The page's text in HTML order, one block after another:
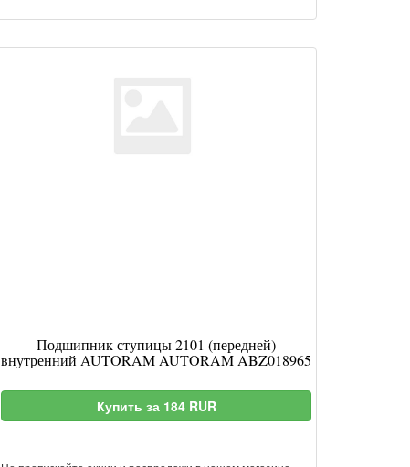
Подшипник ступицы 2101 (передней)
внутренний AUTORAM AUTORAM ABZ018965
Купить за 184 RUR